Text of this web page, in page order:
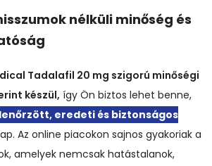
nélküli minőség és
Tadalafil 20 mg szigorú minőségi
készül, így Ön biztos lehet benne,
eredeti és biztonságos
Az online piacokon sajnos gyakoriak a
amelyek nemcsak hatástalanok,